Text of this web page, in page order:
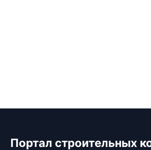
Портал строительных